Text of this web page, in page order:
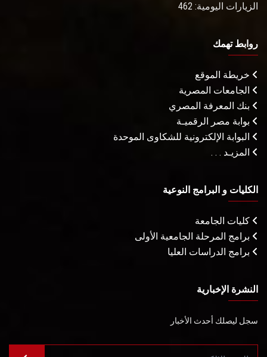
الزيارات اليومية: 462
روابط تهمك
خريطة الموقع
الجامعات المصرية
بنك المعرفة المصري
بوابة مصر الرقميـة
البوابة الإلكترونية للشكاوى الموحدة
المزيـد . . .
الكليات و البرامج النوعية
كليات الجامعة
برامج المرحلة الجامعية الأولى
برامج الدراسات العليا
النشرة الإخبارية
سجل ليصلك أحدث الأخبار